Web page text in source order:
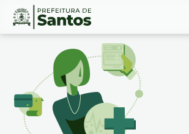
Ir
Conteúdo